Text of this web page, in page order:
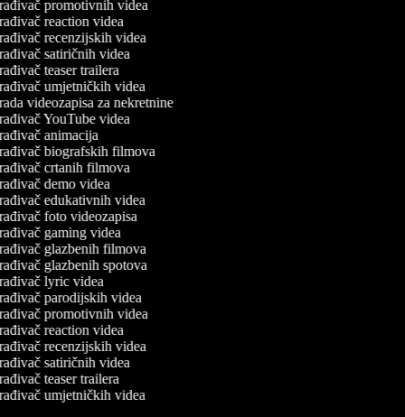
promotivnih videa
reaction videa
recenzijskih videa
satiričnih videa
teaser trailera
umjetničkih videa
videozapisa za nekretnine
YouTube videa
animacija
biografskih filmova
crtanih filmova
demo videa
edukativnih videa
foto videozapisa
gaming videa
glazbenih filmova
glazbenih spotova
lyric videa
parodijskih videa
promotivnih videa
reaction videa
recenzijskih videa
satiričnih videa
teaser trailera
umjetničkih videa